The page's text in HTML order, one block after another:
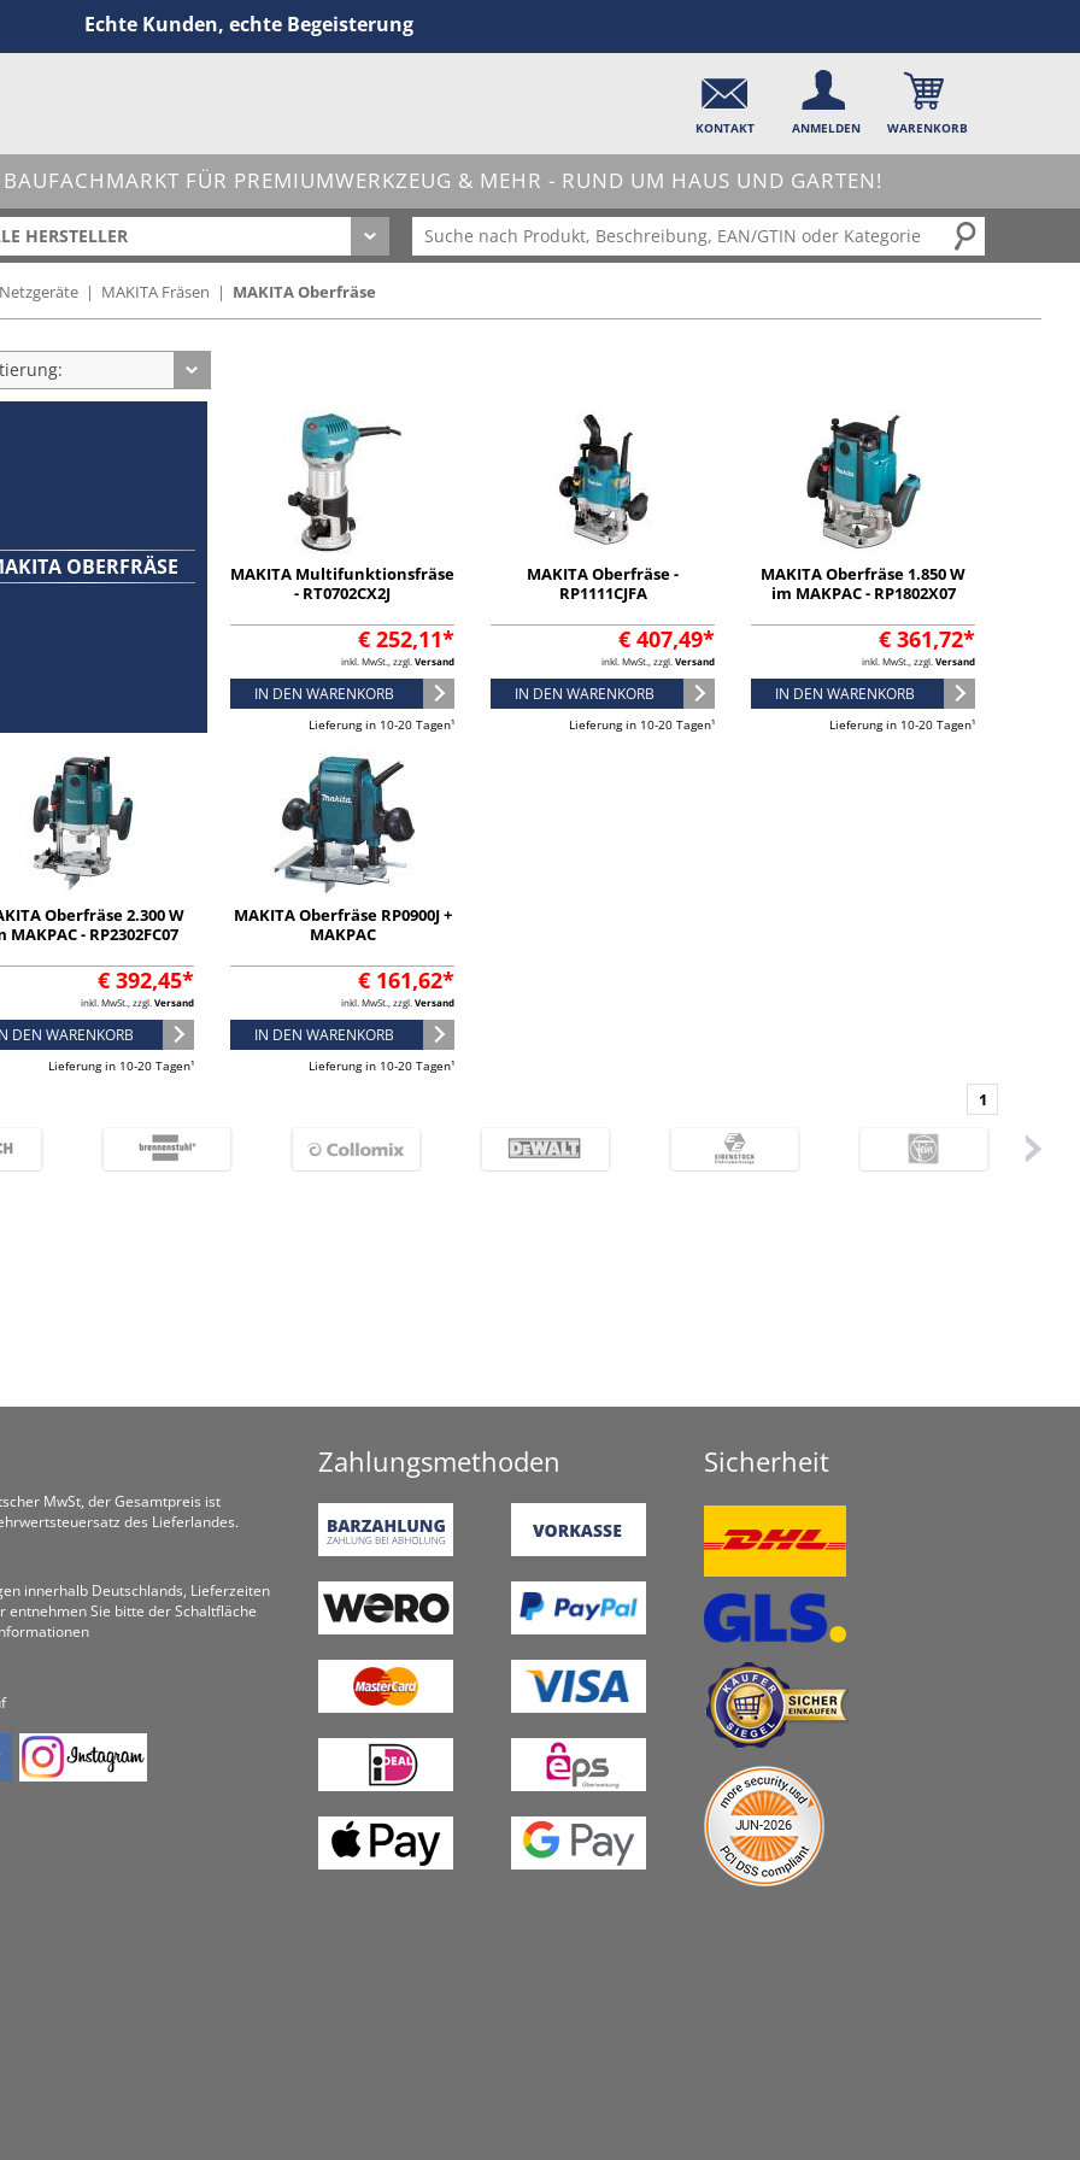
Echte Kunden, echte Begeisterung
KONTAKT ANMELDEN WARENKORB
BAUFACHMARKT FÜR PREMIUMWERKZEUG & MEHR - RUND UM HAUS UND GARTEN!
HERSTELLER
| MAKITA Fräsen | MAKITA Oberfräse
OBERFRÄSE
MAKITA Multifunktionsfräse
- RT0702CX2J
€ 252,11*
inkl. MwSt., zzgl. Versand
IN DEN WARENKORB
Lieferung in 10-20 Tagen¹
MAKITA Oberfräse -
RP1111CJFA
€ 407,49*
inkl. MwSt., zzgl. Versand
IN DEN WARENKORB
Lieferung in 10-20 Tagen¹
MAKITA Oberfräse 1.850 W
im MAKPAC - RP1802X07
€ 361,72*
inkl. MwSt., zzgl. Versand
IN DEN WARENKORB
Lieferung in 10-20 Tagen¹
Oberfräse 2.300 W
MAKPAC - RP2302FC07
€ 392,45*
inkl. MwSt., zzgl. Versand
DEN WARENKORB
Lieferung in 10-20 Tagen¹
MAKITA Oberfräse RP0900J +
MAKPAC
€ 161,62*
inkl. MwSt., zzgl. Versand
IN DEN WARENKORB
Lieferung in 10-20 Tagen¹
1
MwSt, der Gesamtpreis ist
des Lieferlandes.
innerhalb Deutschlands, Lieferzeiten
entnehmen Sie bitte der Schaltfläche
Zahlungsmethoden Sicherheit